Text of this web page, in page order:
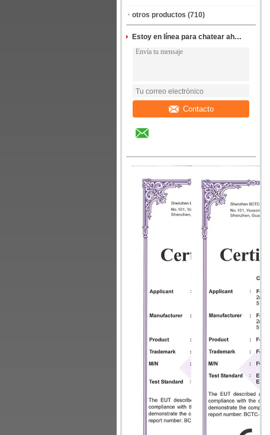
otros productos (710)
Estoy en línea para chatear ahora
Contacto